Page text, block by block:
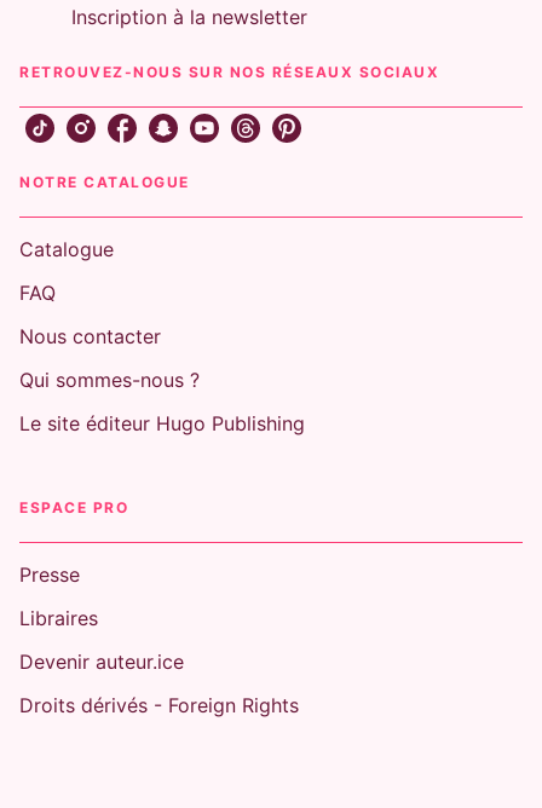
Inscription à la newsletter
RETROUVEZ-NOUS SUR NOS RÉSEAUX SOCIAUX
NOTRE CATALOGUE
Catalogue
FAQ
Nous contacter
Qui sommes-nous ?
Le site éditeur Hugo Publishing
ESPACE PRO
Presse
Libraires
Devenir auteur.ice
Droits dérivés - Foreign Rights